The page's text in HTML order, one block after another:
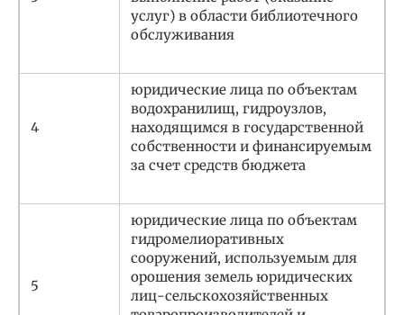
услуг) в области библиотечного
обслуживания
4
юридические лица по объектам
водохранилищ, гидроузлов,
находящимся в государственной
собственности и финансируемым
за счет средств бюджета
5
юридические лица по объектам
гидромелиоративных
сооружений, используемым для
орошения земель юридических
лиц-сельскохозяйственных